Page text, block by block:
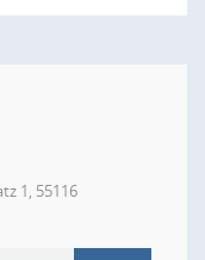
1, 55116